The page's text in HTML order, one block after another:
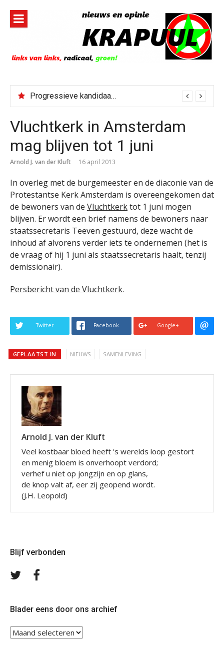
inhoud
Progressieve kandidaat El-Sayed senaatskandidaat Michigan
Vluchtkerk in Amsterdam
mag blijven tot 1 juni
Arnold J. van der Kluft 16 april 2013
In overleg met de burgemeester en de diaconie van de
Protestantse Kerk Amsterdam is overeengekomen dat
de bewoners van de Vluchtkerktot 1 juni mogen
blijven. Er wordt een brief namens de bewoners naar
staatssecretaris Teeven gestuurd, deze wacht de
inhoud af alvorens verder iets te ondernemen (het is
de vraag of hij 1 juni als staatssecretaris haalt, tenzij
demissionair).
Persbericht van de Vluchtkerk.
Twitter Facebook Google+
GEPLAATST IN NIEUWS SAMENLEVING
Arnold J. van der Kluft
Veel kostbaar bloed heeft 's werelds loop gestort
en menig bloem is onverhoopt verdord;
verhef u niet op jongzijn en op glans,
de knop valt af, eer zij geopend wordt.
(J.H. Leopold)
Blijf verbonden
Volg
Blader eens door ons archief
Blader
eens